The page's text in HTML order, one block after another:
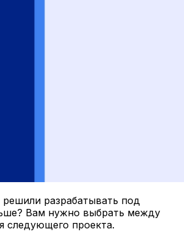
разрабатывать под
Вам нужно выбрать между
следующего проекта.